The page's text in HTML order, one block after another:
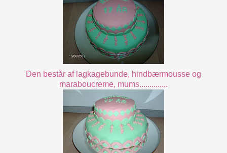
Den består af lagkagebunde, hindbærmousse og
maraboucreme, mums..............